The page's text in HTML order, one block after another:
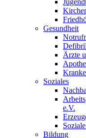
Gesundheit
Ärzte
Soziales
e.V.
Bildung